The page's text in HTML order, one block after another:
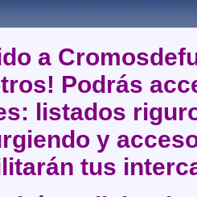
a
Podrás
listados
y
tus